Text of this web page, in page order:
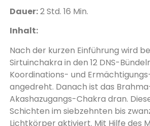
Dauer:2 Std. 16 Min.
Inhalt:
Nach der kurzen Einführung wird
Sirtuinchakra in den 12 DNS-
Koordinations- und
angedreht. Danach ist das
Akashazugangs-Chakra dran.
Schichten im siebzehnten bis
Lichtkörper aktiviert. Mit Hilfe des